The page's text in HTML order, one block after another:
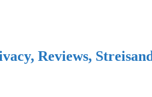
Reviews,